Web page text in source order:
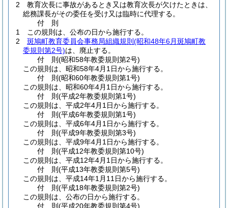
2
教育次長に事故があるとき又は教育次長が欠けたときは、
総務課長がその委任を受け又は臨時に代理する。
付 則
1
この規則は、公布の日から施行する。
2
斑鳩町教育委員会事務局組織規則 (昭和48年6月斑鳩町教
委規則第2号)は、廃止する。
付 則(昭和58年教委規則第2号)
この規則は、昭和58年4月1日から施行する。
付 則(昭和60年教委規則第1号)
この規則は、昭和60年4月1日から施行する。
付 則(平成2年教委規則第1号)
この規則は、平成2年4月1日から施行する。
付 則(平成6年教委規則第1号)
この規則は、平成6年4月1日から施行する。
付 則(平成9年教委規則第3号)
この規則は、平成9年4月1日から施行する。
付 則(平成12年教委規則第10号)
この規則は、平成12年4月1日から施行する。
付 則(平成13年教委規則第5号)
この規則は、平成14年1月11日から施行する。
付 則(平成18年教委規則第2号)
この規則は、公布の日から施行する。
付 則(平成20年教委規則第4号)